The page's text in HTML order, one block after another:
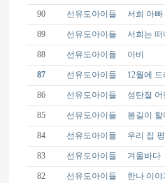
90 선유도아이들 서희 아빠
89 선유도아이들 서희는 떠
88 선유도아이들 아비
87 선유도아이들 12월에
86 선유도아이들 성탄절
85 선유도아이들 봉길이 할
84 선유도아이들 우리 집
83 선유도아이들 겨울바다
82 선유도아이들 한나 이야